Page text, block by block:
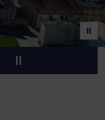
ruchu na Dworcu